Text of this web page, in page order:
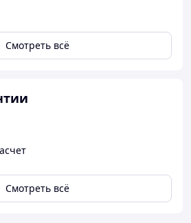
Полная
оплата в
Самовывоз или
курьерскими
Смотреть всё
Смотреть всё